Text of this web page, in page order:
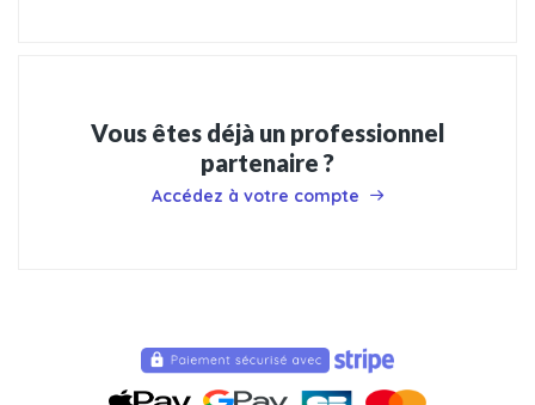
Vous êtes déjà un professionnel
partenaire ?
Accédez à votre compte